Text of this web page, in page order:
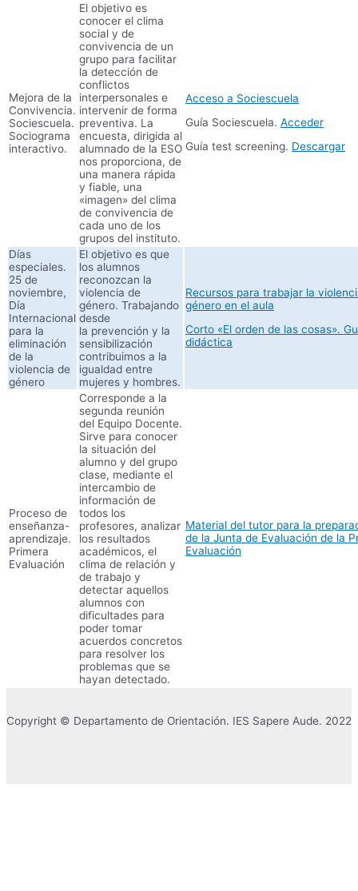
Mejora de la
Convivencia.
Sociescuela.
Sociograma
interactivo.
El objetivo es
conocer el clima
social y de
convivencia de un
grupo para facilitar
la detección de
conflictos
interpersonales e
intervenir de forma
preventiva. La
encuesta, dirigida al
alumnado de la ESO
nos proporciona, de
una manera rápida
y fiable, una
«imagen» del clima
de convivencia de
cada uno de los
grupos del instituto.
Acceso a Sociescuela
Guía Sociescuela. Acceder
Guía test screening. Descargar
Días
especiales.
25 de
noviembre,
Día
Internacional
para la
eliminación
de la
violencia de
género
El objetivo es que
los alumnos
reconozcan la
violencia de
género. Trabajando
desde
la prevención y la
sensibilización
contribuimos a la
igualdad entre
mujeres y hombres.
Recursos para trabajar la
género en el aula
Corto «El orden de las cosas».
didáctica
Proceso de
enseñanza-
aprendizaje.
Primera
Evaluación
Corresponde a la
segunda reunión
del Equipo Docente.
Sirve para conocer
la situación del
alumno y del grupo
clase, mediante el
intercambio de
información de
todos los
profesores, analizar
los resultados
académicos, el
clima de relación y
de trabajo y
detectar aquellos
alumnos con
dificultades para
poder tomar
acuerdos concretos
para resolver los
problemas que se
hayan detectado.
Material del tutor para la
de la Junta de Evaluación de la
Evaluación
Copyright © Departamento de Orientación. IES Sapere Aude. 2022